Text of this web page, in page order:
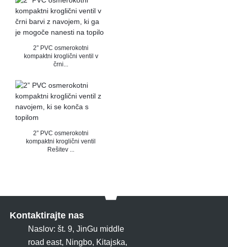
2” PVC osmerokotni
kompaktni kroglični ventil v
črni...
2” PVC osmerokotni
kompaktni kroglični ventil
Rešitev ...
Kontaktirajte nas
Naslov: št. 9, JinGu middle
road east, Ningbo, Kitajska,